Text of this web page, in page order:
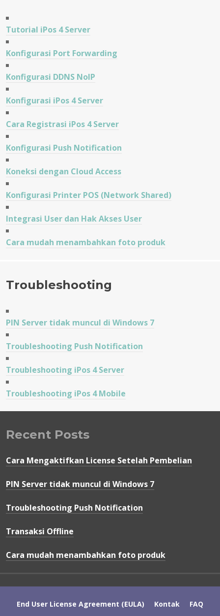
Tutorial iPos 4 Server
Konfigurasi Port Forwarding
Konfigurasi DDNS NoIP
Konfigurasi iPos 4 Server
Cara Registrasi iPos 4 Server
Konfigurasi Push Notification
Koneksi dengan Cloud Access
Konfigurasi Printer POS (Network Shared)
Integrasi User dan Hak Akses User
Cara mudah menambahkan foto produk
Troubleshooting
PIN Server tidak muncul di Windows 7
Troubleshooting Push Notification
Troubleshooting iPos 4 Server
Troubleshooting iPos 4 Mobile
Recent Posts
Cara Mengaktifkan License Setelah Pembelian
PIN Server tidak muncul di Windows 7
Troubleshooting Push Notification
Transaksi Offline
Cara mudah menambahkan foto produk
210-260| ADM-201|70-488|70-488|CBAP|
End User License Agreement (EULA) Kontak FAQ